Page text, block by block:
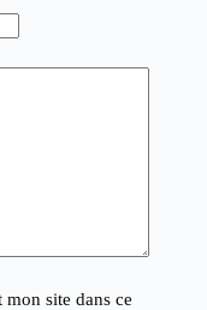
site dans ce